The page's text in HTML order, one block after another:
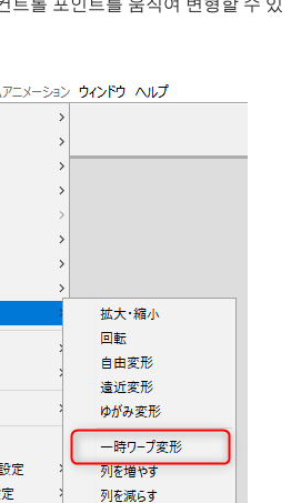
트롤 포인트를 움직여 변형할 수 있